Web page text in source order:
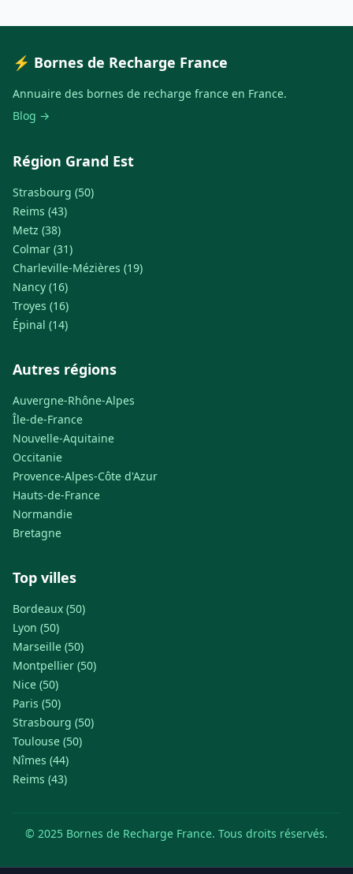
⚡ Bornes de Recharge France
Annuaire des bornes de recharge france en France.
Blog →
Région Grand Est
Strasbourg (50)
Reims (43)
Metz (38)
Colmar (31)
Charleville-Mézières (19)
Nancy (16)
Troyes (16)
Épinal (14)
Autres régions
Auvergne-Rhône-Alpes
Île-de-France
Nouvelle-Aquitaine
Occitanie
Provence-Alpes-Côte d'Azur
Hauts-de-France
Normandie
Bretagne
Top villes
Bordeaux (50)
Lyon (50)
Marseille (50)
Montpellier (50)
Nice (50)
Paris (50)
Strasbourg (50)
Toulouse (50)
Nîmes (44)
Reims (43)
© 2025 Bornes de Recharge France. Tous droits réservés.